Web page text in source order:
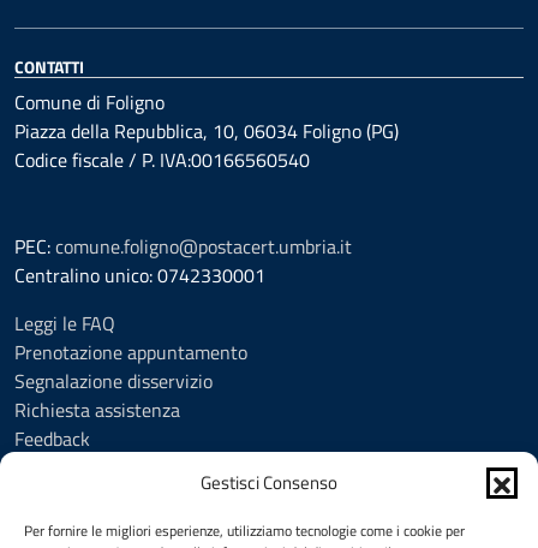
Gestisci Consenso
Per fornire le migliori esperienze, utilizziamo tecnologie come i cookie per
CONTATTI
Comune di Foligno
Piazza della Repubblica, 10, 06034 Foligno (PG)
Codice fiscale / P. IVA:00166560540
PEC:comune.foligno@postacert.umbria.it
Centralino unico: 0742330001
Leggi le FAQ
Prenotazione appuntamento
Segnalazione disservizio
Richiesta assistenza
Feedback
Informativa privacy